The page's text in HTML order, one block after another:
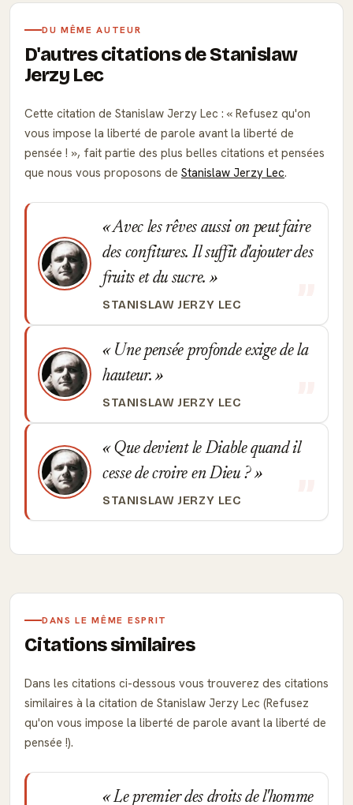
DU MÊME AUTEUR
D'autres citations de Stanislaw
Jerzy Lec
Cette citation de Stanislaw Jerzy Lec :
Refusez qu'on
vous impose la liberté de parole avant la liberté de
pensée !
, fait partie des plus belles citations et pensées
que nous vous proposons de Stanislaw Jerzy Lec.
Avec les rêves aussi on peut faire
des confitures. Il suffit d'ajouter des
fruits et du sucre.
STANISLAW JERZY LEC
Une pensée profonde exige de la
hauteur.
STANISLAW JERZY LEC
Que devient le Diable quand il
cesse de croire en Dieu ?
STANISLAW JERZY LEC
DANS LE MÊME ESPRIT
Citations similaires
Dans les citations ci-dessous vous trouverez des citations
similaires à la citation de Stanislaw Jerzy Lec (Refusez
qu'on vous impose la liberté de parole avant la liberté de
pensée !).
Le premier des droits de l'homme